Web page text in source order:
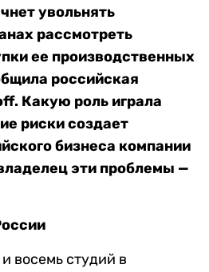
увольнять
рассмотреть
ее производственных
российская
Какую роль играла
риски создает
бизнеса компании
эти проблемы —
восемь студий в